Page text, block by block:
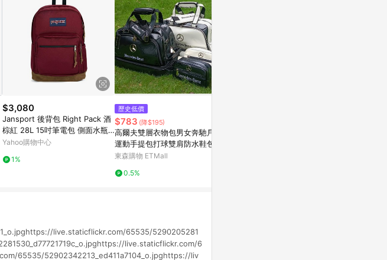
$3,080
Jansport 後背包 Right Pack 酒
棕紅 28L 15吋筆電包 側面水瓶
口袋 書包 JS0A4QVA04S
Yahoo購物中心
1%
歷史低價
$783 (降$195)
高爾夫雙層衣物包男女奔馳戶外
運動手提包打球雙肩防水鞋包衣
服包
東森購物 ETMall
0.5%
live.staticflickr.com/65535/5290205281
live.staticflickr.com/6
65535/52902342213_ed411a7104_o.jpghttps://liv